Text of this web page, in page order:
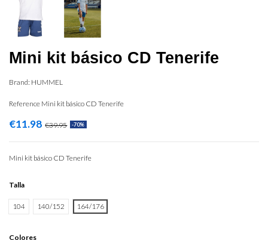
Mini kit básico CD Tenerife
Brand: HUMMEL
Reference Mini kit básico CD Tenerife
€11.98 €39.95 -70%
Mini kit básico CD Tenerife
Talla
104 140/152 164/176
Colores